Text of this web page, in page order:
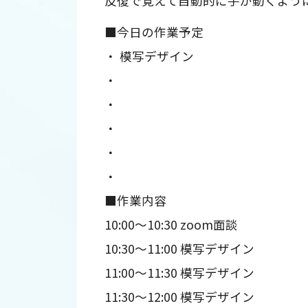
■今日の作業予定
・ 模写デザイン
・
・
・
・
・
■作業内容
10:00～10:30 zoom面談
10:30～11:00 模写デザイン
11:00～11:30 模写デザイン
11:30～12:00 模写デザイン